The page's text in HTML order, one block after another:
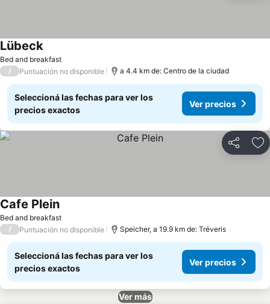
Bed and breakfast
Lübeck
/ Puntuación no disponible a 4.4 km de: Centro de la ciudad
Seleccioná las fechas para ver los
precios exactos
Ver precios
Compartir
Bed and breakfast
Cafe Plein
/ Puntuación no disponible Speicher, a 19.9 km de: Tréveris
Seleccioná las fechas para ver los
precios exactos
Ver precios
Ver más